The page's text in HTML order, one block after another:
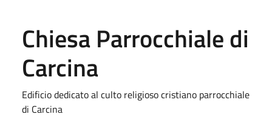
Chiesa Parrocchiale di
Carcina
Edificio dedicato al culto religioso cristiano parrocchiale
di Carcina